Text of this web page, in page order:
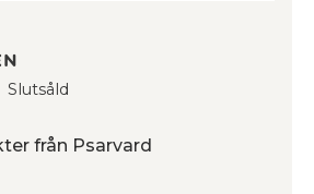
Slutsåld
från Psarvard